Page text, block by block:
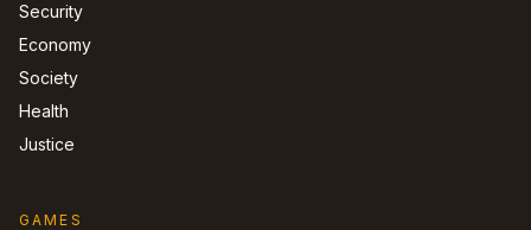
Security
Economy
Society
Health
Justice
GAMES